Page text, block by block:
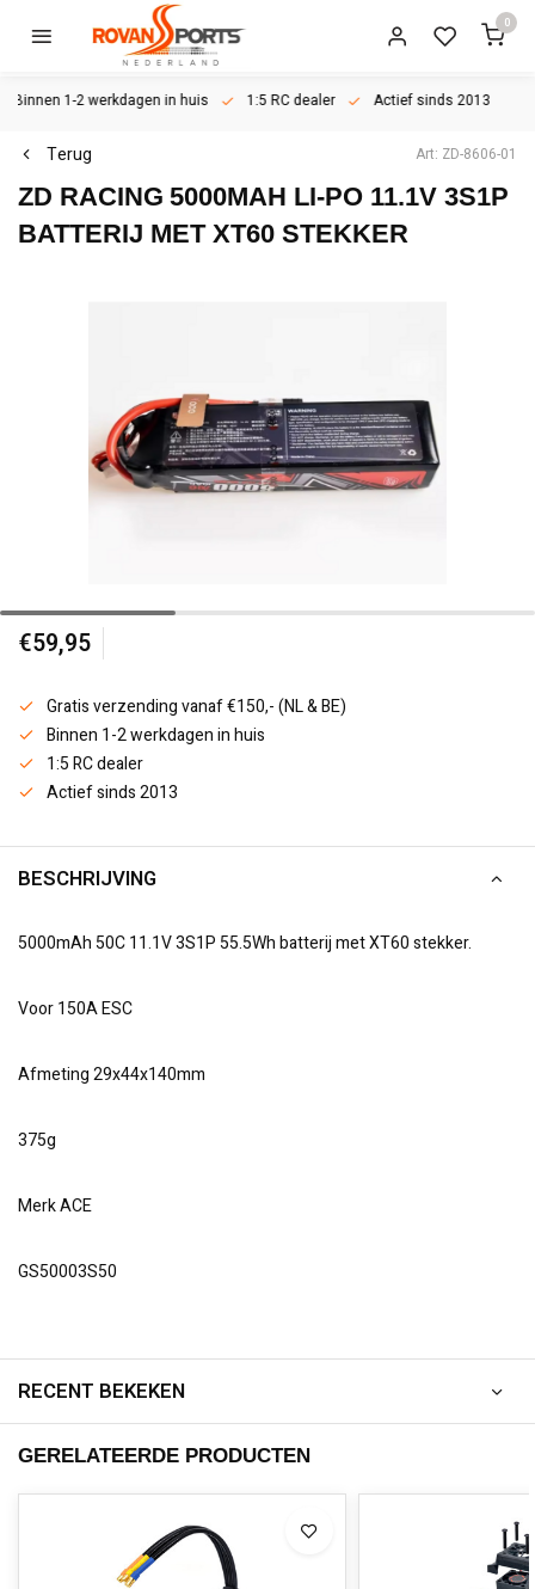
0
Binnen 1-2 werkdagen in huis 1:5 RC dealer Actief sinds 2013
Terug Art: ZD-8606-01
ZD RACING 5000MAH LI-PO 11.1V 3S1P
BATTERIJ MET XT60 STEKKER
€59,95
Gratis verzending vanaf €150,- (NL & BE)
Binnen 1-2 werkdagen in huis
1:5 RC dealer
Actief sinds 2013
BESCHRIJVING
5000mAh 50C 11.1V 3S1P 55.5Wh batterij met XT60 stekker.
Voor 150A ESC
Afmeting 29x44x140mm
375g
Merk ACE
GS50003S50
RECENT BEKEKEN
GERELATEERDE PRODUCTEN